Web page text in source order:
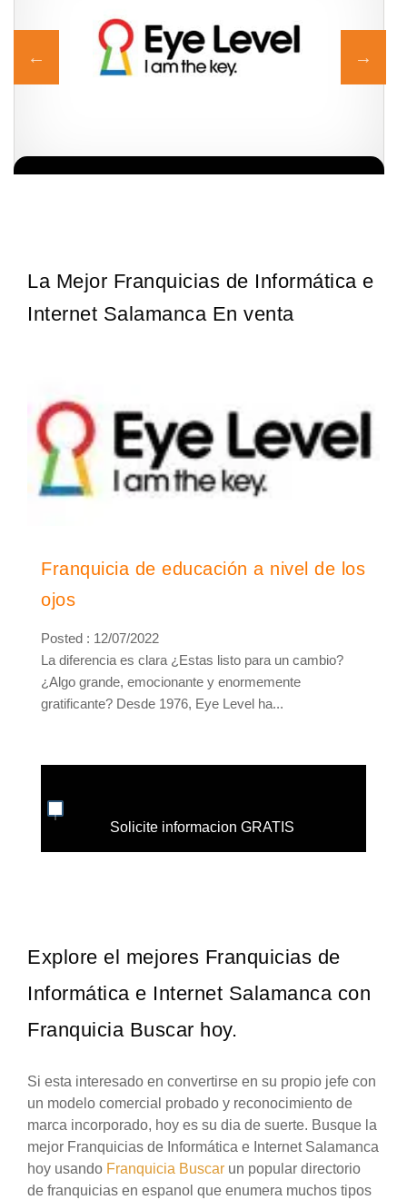
La Mejor Franquicias de Informática e
Internet Salamanca En venta
Franquicia de educación a nivel de los
ojos
Posted : 12/07/2022
La diferencia es clara ¿Estas listo para un cambio?
¿Algo grande, emocionante y enormemente
gratificante? Desde 1976, Eye Level ha...
Solicite informacion GRATIS
Explore el mejores Franquicias de
Informática e Internet Salamanca con
Franquicia Buscar hoy.
Si esta interesado en convertirse en su propio jefe con
un modelo comercial probado y reconocimiento de
marca incorporado, hoy es su dia de suerte. Busque la
mejor Franquicias de Informática e Internet Salamanca
hoy usando Franquicia Buscar un popular directorio
de franquicias en espanol que enumera muchos tipos